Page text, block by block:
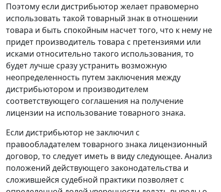
Поэтому если дистрибьютор желает правомерно
использовать такой товарный знак в отношении
товара и быть спокойным насчет того, что к нему не
придет производитель товара с претензиями или
исками относительно такого использования, то
будет лучше сразу устранить возможную
неопределенность путем заключения между
дистрибьютором и производителем
соответствующего соглашения на получение
лицензии на использование товарного знака.
Если дистрибьютор не заключил с
правообладателем товарного знака лицензионный
договор, то следует иметь в виду следующее. Анализ
положений действующего законодательства и
сложившейся судебной практики позволяет с